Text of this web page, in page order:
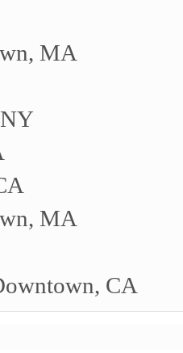
MA
MA
CA